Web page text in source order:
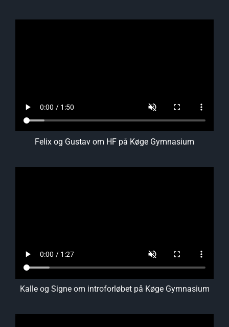
Felix og Gustav om HF på Køge Gymnasium
Kalle og Signe om introforløbet på Køge Gymnasium